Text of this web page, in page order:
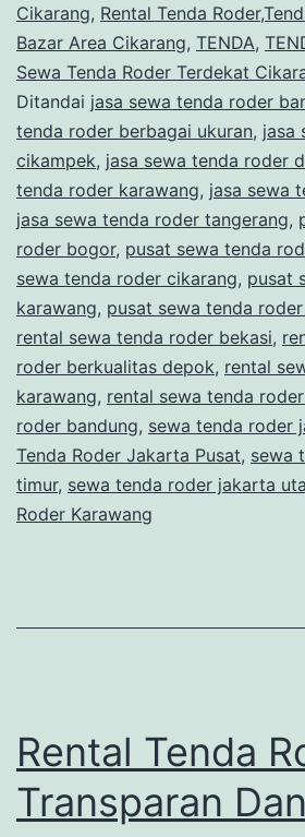
Cikarang, Rental Tenda
Bazar Area Cikarang, TENDA,
Sewa Tenda Roder Terdekat
Ditandai jasa sewa tenda roder
tenda roder berbagai ukuran, jasa
cikampek, jasa sewa tenda roder
tenda roder karawang, jasa sewa
jasa sewa tenda roder tangerang,
roder bogor, pusat sewa tenda
sewa tenda roder cikarang, pusat
karawang, pusat sewa tenda
rental sewa tenda roder bekasi,
roder berkualitas depok, rental
karawang, rental sewa tenda
roder bandung, sewa tenda roder
Tenda Roder Jakarta Pusat, sewa
timur, sewa tenda roder jakarta
Roder Karawang
Rental Tenda
Transparan